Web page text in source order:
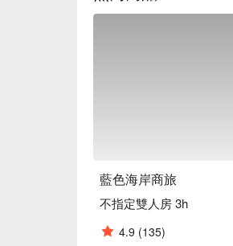
藍色海岸商旅
不指定雙人房 3h
4.9 (135)